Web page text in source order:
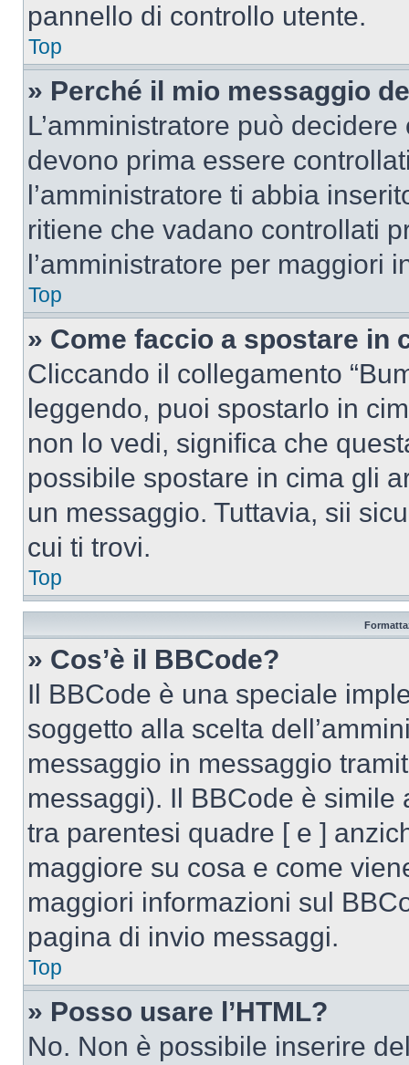
pannello di controllo utente.
Top
» Perché il mio messaggio
L’amministratore può
devono prima essere
l’amministratore ti abbia
ritiene che vadano controllati
l’amministratore per maggiori
Top
» Come faccio a spostare in
Cliccando il collegamento
leggendo, puoi spostarlo in
non lo vedi, significa che
possibile spostare in cima gli
un messaggio. Tuttavia, sii
cui ti trovi.
Top
» Cos’è il BBCode?
Il BBCode è una speciale
soggetto alla scelta
messaggio in messaggio
messaggi). Il BBCode è simile
tra parentesi quadre [ e ]
maggiore su cosa e come
maggiori informazioni sul
pagina di invio messaggi.
Top
» Posso usare l’HTML?
No. Non è possibile inserire